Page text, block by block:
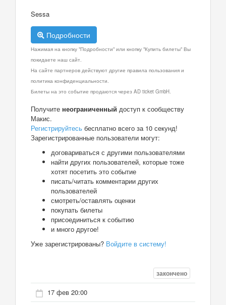
Sessa
Подробности
Нажимая на кнопку "Подробности" или кнопку "Купить билеты" Вы
покидаете наш сайт.
На сайте партнеров действуют другие правила пользования и
политика конфиденциальности.
Билеты на это событие продаются через AD ticket GmbH.
Получите неограниченный доступ к сообществу
Макис.
Регистрируйтесь бесплатно всего за 10 секунд!
Зарегистрированные пользователи могут:
договариваться с другими пользователями
найти других пользователей, которые тоже
хотят посетить это событие
писать/читать комментарии других
пользователей
смотреть/оставлять оценки
покупать билеты
присоединиться к событию
и много другое!
Уже зарегистрированы? Войдите в систему!
закончено
17 фев 20:00